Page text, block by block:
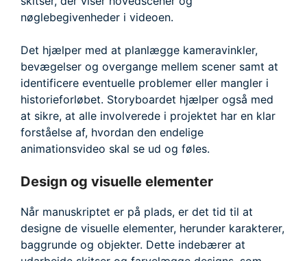
nøglebegivenheder i videoen.
Det hjælper med at planlægge kameravinkler,
bevægelser og overgange mellem scener samt at
identificere eventuelle problemer eller mangler i
historieforløbet. Storyboardet hjælper også med
at sikre, at alle involverede i projektet har en klar
forståelse af, hvordan den endelige
animationsvideo skal se ud og føles.
Design og visuelle elementer
Når manuskriptet er på plads, er det tid til at
designe de visuelle elementer, herunder karakterer,
baggrunde og objekter. Dette indebærer at